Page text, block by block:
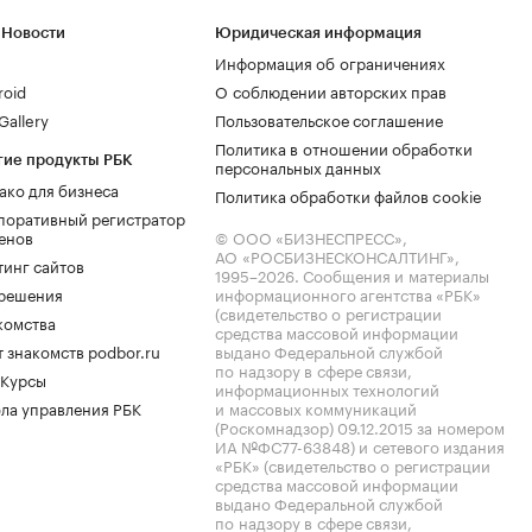
продукты РБК
для бизнеса
регистратор
сайтов
знакомств podbor.ru
управления РБК
Юридическая информация
Информация об ограничениях
О соблюдении авторских прав
Пользовательское соглашение
Политика в отношении обработки
персональных данных
Политика обработки файлов cookie
© ООО «БИЗНЕСПРЕСС»,
АО «РОСБИЗНЕСКОНСАЛТИНГ»,
1995–2026. Сообщения и материалы
информационного агентства «РБК»
(свидетельство о регистрации
средства массовой информации
выдано Федеральной службой
по надзору в сфере связи,
информационных технологий
и массовых коммуникаций
(Роскомнадзор) 09.12.2015 за номером
ИА №ФС77-63848) и сетевого издания
«РБК» (свидетельство о регистрации
средства массовой информации
выдано Федеральной службой
по надзору в сфере связи,